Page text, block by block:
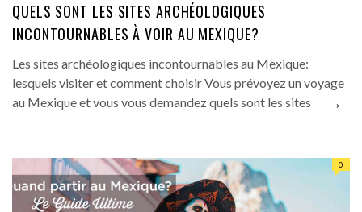
QUELS SONT LES SITES ARCHÉOLOGIQUES
INCONTOURNABLES À VOIR AU MEXIQUE?
Les sites archéologiques incontournables au Mexique:
lesquels visiter et comment choisir Vous prévoyez un voyage
au Mexique et vous vous demandez quels sont les sites
→
0